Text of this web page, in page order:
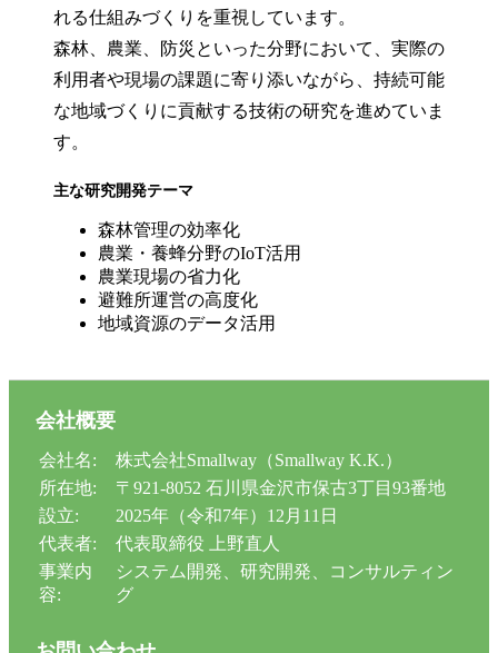
れる仕組みづくりを重視しています。
森林、農業、防災といった分野において、実際の
利用者や現場の課題に寄り添いながら、持続可能
な地域づくりに貢献する技術の研究を進めていま
す。
主な研究開発テーマ
森林管理の効率化
農業・養蜂分野のIoT活用
農業現場の省力化
避難所運営の高度化
地域資源のデータ活用
会社概要
会社名:
株式会社Smallway（Smallway K.K.）
所在地:
〒921-8052 石川県金沢市保古3丁目93番地
設立:
2025年（令和7年）12月11日
代表者:
代表取締役 上野直人
事業内
容:
システム開発、研究開発、コンサルティン
グ